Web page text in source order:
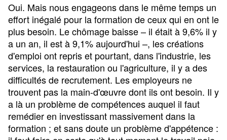
Oui. Mais nous engageons dans le même temps un
effort inégalé pour la formation de ceux qui en ont le
plus besoin. Le chômage baisse – il était à 9,6% il y
a un an, il est à 9,1% aujourd'hui –, les créations
d'emploi ont repris et pourtant, dans l'industrie, les
services, la restauration ou l'agriculture, il y a des
difficultés de recrutement. Les employeurs ne
trouvent pas la main-d'œuvre dont ils ont besoin. Il y
a là un problème de compétences auquel il faut
remédier en investissant massivement dans la
formation ; et sans doute un problème d'appétence :